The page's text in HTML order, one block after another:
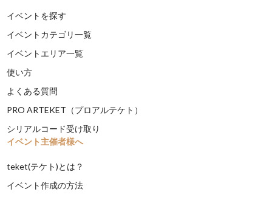
イベントを探す
イベントカテゴリ一覧
イベントエリア一覧
使い方
よくある質問
PRO ARTEKET（プロアルテケト）
シリアルコード受け取り
イベント主催者様へ
teket(テケト)とは？
イベント作成の方法